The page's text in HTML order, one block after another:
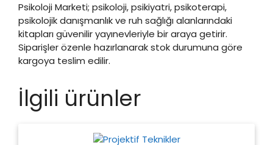
Psikoloji Marketi; psikoloji, psikiyatri, psikoterapi,
psikolojik danışmanlık ve ruh sağlığı alanlarındaki
kitapları güvenilir yayınevleriyle bir araya getirir.
Siparişler özenle hazırlanarak stok durumuna göre
kargoya teslim edilir.
İlgili ürünler